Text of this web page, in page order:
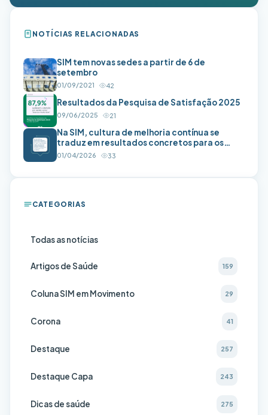
NOTÍCIAS RELACIONADAS
SIM tem novas sedes a partir de 6 de
setembro
01/09/2021 42
Resultados da Pesquisa de Satisfação 2025
09/06/2025 21
Na SIM, cultura de melhoria contínua se
traduz em resultados concretos para os
beneficiários
01/04/2026 33
CATEGORIAS
Todas as notícias
Artigos de Saúde 159
Coluna SIM em Movimento 29
Corona 41
Destaque 257
Destaque Capa 243
Dicas de saúde 275